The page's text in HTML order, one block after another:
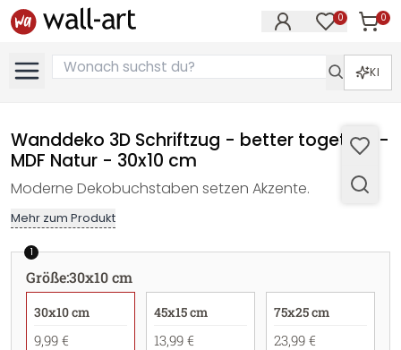
0 0
KI
Wanddeko 3D Schriftzug - better together -
MDF Natur - 30x10 cm
Moderne Dekobuchstaben setzen Akzente.
Mehr zum Produkt
1
Größe:30x10 cm
30x10 cm
9,99 €
45x15 cm
13,99 €
75x25 cm
23,99 €